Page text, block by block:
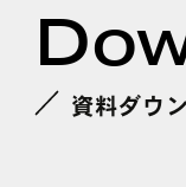
事例紹介
お役立ち情報
資料ダウ